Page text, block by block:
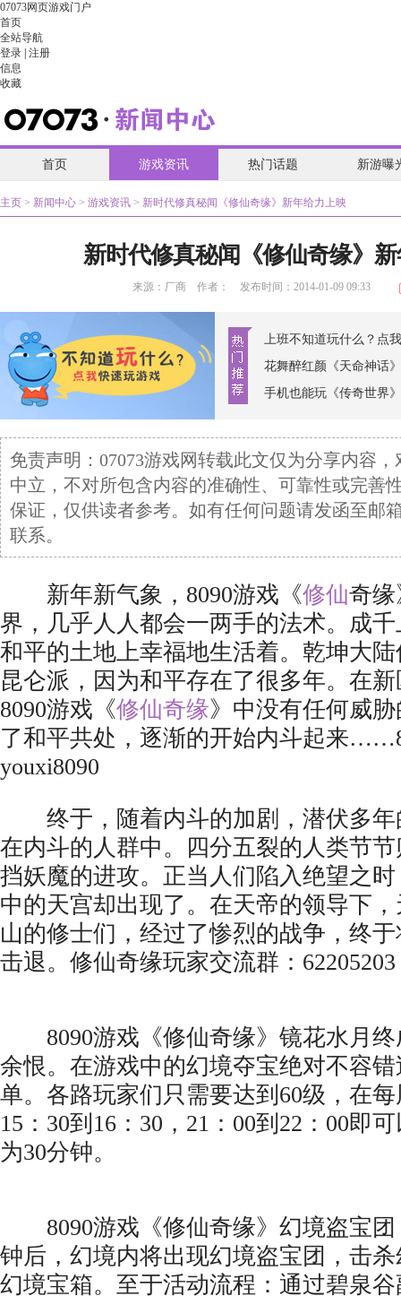
07073网页游戏门户
首页
全站导航
登录 注册
信息
收藏
首页 游戏资讯 热门话题 新游曝
主页 > 新闻中心 > 游戏资讯 > 新时代修真秘闻《修仙奇缘》新年给力上映
新时代修真秘闻《修仙奇缘》
来源： 厂商 作者： 发布时间：2014-01-09 09:33
上班不知道玩什么？点
花舞醉红颜《天命神话
手机也能玩《传奇世界
免责声明：07073游戏网转载此文仅为分享内容
中立，不对所包含内容的准确性、可靠性或完善
保证，仅供读者参考。如有任何问题请发函至邮箱
联系。
新年新气象，8090游戏《修仙奇
界，几乎人人都会一两手的法术。成
和平的土地上幸福地生活着。乾坤大
昆仑派，因为和平存在了很多年。在
8090游戏《修仙奇缘》中没有任何威
了和平共处，逐渐的开始内斗起来
youxi8090
终于，随着内斗的加剧，潜伏多年
在内斗的人群中。四分五裂的人类节
挡妖魔的进攻。正当人们陷入绝望之
中的天宫却出现了。在天帝的领导下
山的修士们，经过了惨烈的战争，终
击退。修仙奇缘玩家交流群：62205203
8090游戏《修仙奇缘》镜花水月终
余恨。在游戏中的幻境夺宝绝对不容
单。各路玩家们只需要达到60级，在
15：30到16：30，21：00到22：00即
为30分钟。
8090游戏《修仙奇缘》幻境盗宝团
钟后，幻境内将出现幻境盗宝团，击
幻境宝箱。至于活动流程：通过碧泉